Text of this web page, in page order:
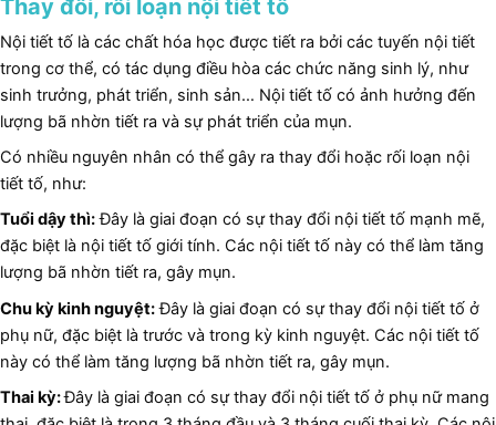
Thay đổi, rối loạn nội tiết tố
Nội tiết tố là các chất hóa học được tiết ra bởi các tuyến nội tiết
trong cơ thể, có tác dụng điều hòa các chức năng sinh lý, như
sinh trưởng, phát triển, sinh sản… Nội tiết tố có ảnh hưởng đến
lượng bã nhờn tiết ra và sự phát triển của mụn.
Có nhiều nguyên nhân có thể gây ra thay đổi hoặc rối loạn nội
tiết tố, như:
Tuổi dậy thì:Đây là giai đoạn có sự thay đổi nội tiết tố mạnh mẽ,
đặc biệt là nội tiết tố giới tính. Các nội tiết tố này có thể làm tăng
lượng bã nhờn tiết ra, gây mụn.
Chu kỳ kinh nguyệt:Đây là giai đoạn có sự thay đổi nội tiết tố ở
phụ nữ, đặc biệt là trước và trong kỳ kinh nguyệt. Các nội tiết tố
này có thể làm tăng lượng bã nhờn tiết ra, gây mụn.
Thai kỳ:Đây là giai đoạn có sự thay đổi nội tiết tố ở phụ nữ mang